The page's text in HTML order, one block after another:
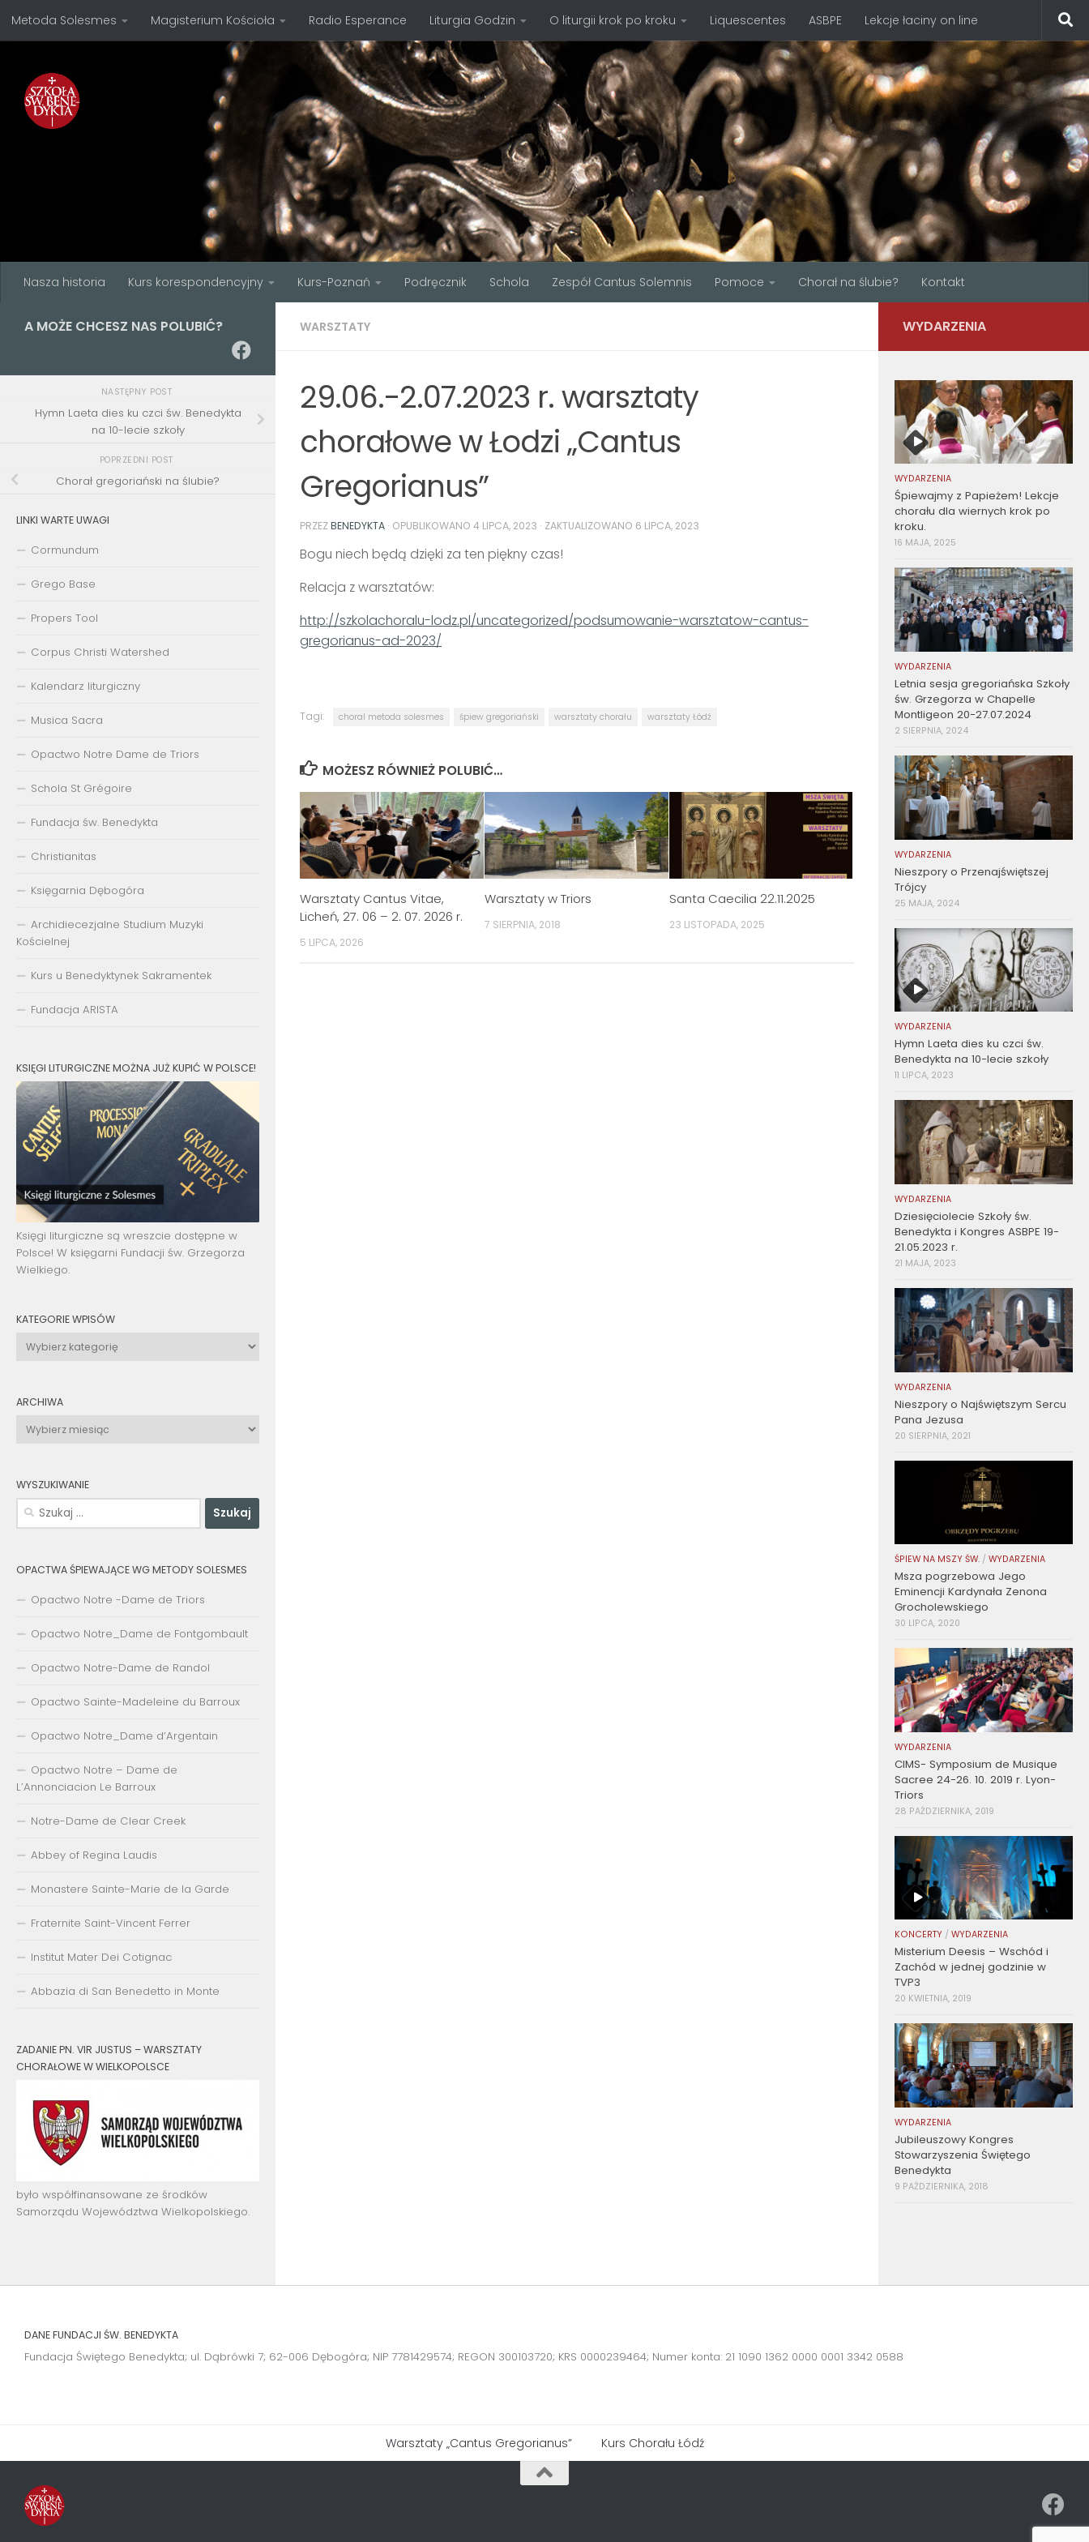
Przejdź do treści
Metoda Solesmes Magisterium Kościoła Radio Esperance Liturgia Godzin O liturgii krok po kroku Liquescentes ASBPE Lekcje łaciny on line
Nasza historia Kurs korespondencyjny Kurs-Poznań Podręcznik Schola Zespół Cantus Solemnis Pomoce Chorał na ślubie? Kontakt
WARSZTATY
29.06.-2.07.2023 r. warsztaty
chorałowe w Łodzi „Cantus
Gregorianus”
PRZEZBENEDYKTA · OPUBLIKOWANO 4 LIPCA, 2023 · ZAKTUALIZOWANO 6 LIPCA, 2023
Bogu niech będą dzięki za ten piękny czas!
Relacja z warsztatów:
http://szkolachoralu-lodz.pl/uncategorized/podsumowanie-warsztatow-cantus-
gregorianus-ad-2023/
Tagi: choral metoda solesmes śpiew gregoriański warsztaty chorału warsztaty Łódź
MOŻESZ RÓWNIEŻ POLUBIĆ…
Warsztaty Cantus Vitae,
Licheń, 27. 06 – 2. 07. 2026 r.
5 LIPCA, 2026
Warsztaty w Triors
7 SIERPNIA, 2018
Santa Caecilia 22.11.2025
23 LISTOPADA, 2025
A MOŻE CHCESZ NAS POLUBIĆ?
NASTĘPNY POST
Hymn Laeta dies ku czci św. Benedykta
na 10-lecie szkoły
POPRZEDNI POST
Chorał gregoriański na ślubie?
LINKI WARTE UWAGI
Cormundum
Grego Base
Propers Tool
Corpus Christi Watershed
Kalendarz liturgiczny
Musica Sacra
Opactwo Notre Dame de Triors
Schola St Grégoire
Fundacja św. Benedykta
Christianitas
Księgarnia Dębogóra
Archidiecezjalne Studium Muzyki
Kościelnej
Kurs u Benedyktynek Sakramentek
Fundacja ARISTA
KSIĘGI LITURGICZNE MOŻNA JUŻ KUPIĆ W POLSCE!
Księgi liturgiczne są wreszcie dostępne w
Polsce! W księgarni Fundacji św. Grzegorza
Wielkiego.
KATEGORIE WPISÓW
Kategorie
wpisów
ARCHIWA
Archiwa
WYSZUKIWANIE
Szukaj:
OPACTWA ŚPIEWAJĄCE WG METODY SOLESMES
Opactwo Notre -Dame de Triors
Opactwo Notre_Dame de Fontgombault
Opactwo Notre-Dame de Randol
Opactwo Sainte-Madeleine du Barroux
Opactwo Notre_Dame d’Argentain
Opactwo Notre – Dame de
L’Annonciacion Le Barroux
Notre-Dame de Clear Creek
Abbey of Regina Laudis
Monastere Sainte-Marie de la Garde
Fraternite Saint-Vincent Ferrer
Institut Mater Dei Cotignac
Abbazia di San Benedetto in Monte
ZADANIE PN. VIR JUSTUS – WARSZTATY
CHORAŁOWE W WIELKOPOLSCE
było współfinansowane ze środków
Samorządu Województwa Wielkopolskiego.
WYDARZENIA
WYDARZENIA
Śpiewajmy z Papieżem! Lekcje
chorału dla wiernych krok po
kroku.
16 MAJA, 2025
WYDARZENIA
Letnia sesja gregoriańska Szkoły
św. Grzegorza w Chapelle
Montligeon 20-27.07.2024
2 SIERPNIA, 2024
WYDARZENIA
Nieszpory o Przenajświętszej
Trójcy
25 MAJA, 2024
WYDARZENIA
Hymn Laeta dies ku czci św.
Benedykta na 10-lecie szkoły
11 LIPCA, 2023
WYDARZENIA
Dziesięciolecie Szkoły św.
Benedykta i Kongres ASBPE 19-
21.05.2023 r.
21 MAJA, 2023
WYDARZENIA
Nieszpory o Najświętszym Sercu
Pana Jezusa
20 SIERPNIA, 2021
ŚPIEW NA MSZY ŚW. / WYDARZENIA
Msza pogrzebowa Jego
Eminencji Kardynała Zenona
Grocholewskiego
30 LIPCA, 2020
WYDARZENIA
CIMS- Symposium de Musique
Sacree 24-26. 10. 2019 r. Lyon-
Triors
28 PAŹDZIERNIKA, 2019
KONCERTY / WYDARZENIA
Misterium Deesis – Wschód i
Zachód w jednej godzinie w
TVP3
20 KWIETNIA, 2019
WYDARZENIA
Jubileuszowy Kongres
Stowarzyszenia Świętego
Benedykta
9 PAŹDZIERNIKA, 2018
DANE FUNDACJI ŚW. BENEDYKTA
Fundacja Świętego Benedykta; ul. Dąbrówki 7; 62-006 Dębogóra; NIP 7781429574; REGON 300103720; KRS 0000239464; Numer konta: 21 1090 1362 0000 0001 3342 0588
Warsztaty „Cantus Gregorianus” Kurs Chorału Łódź